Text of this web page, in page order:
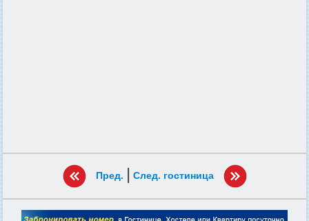
Пред. | След. гостиница